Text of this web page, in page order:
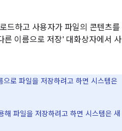
드하고 사용자가 파일의 콘텐츠를
른 이름으로 저장' 대화상자에서 사
로 파일을 저장하려고 하면 시스템은
파일을 저장하려고 하면 시스템은 새